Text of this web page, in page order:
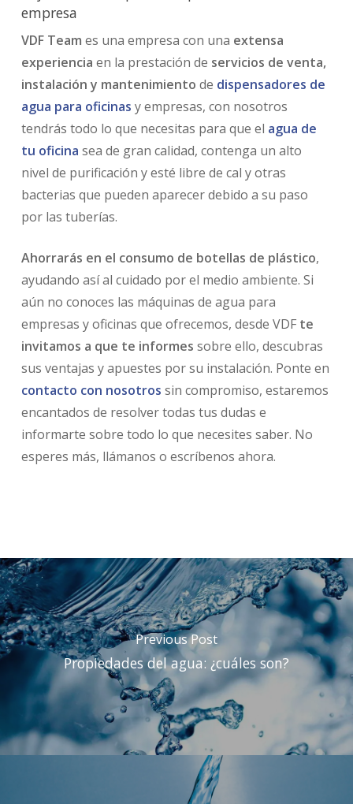
empresa
VDF Team es una empresa con una extensa
experiencia en la prestación de servicios de venta,
instalación y mantenimiento de dispensadores de
agua para oficinas y empresas, con nosotros
tendrás todo lo que necesitas para que el agua de
tu oficina sea de gran calidad, contenga un alto
nivel de purificación y esté libre de cal y otras
bacterias que pueden aparecer debido a su paso
por las tuberías.
Ahorrarás en el consumo de botellas de plástico,
ayudando así al cuidado por el medio ambiente. Si
aún no conoces las máquinas de agua para
empresas y oficinas que ofrecemos, desde VDF te
invitamos a que te informes sobre ello, descubras
sus ventajas y apuestes por su instalación. Ponte en
contacto con nosotros sin compromiso, estaremos
encantados de resolver todas tus dudas e
informarte sobre todo lo que necesites saber. No
esperes más, llámanos o escríbenos ahora.
Previous Post
Propiedades del agua: ¿cuáles son?